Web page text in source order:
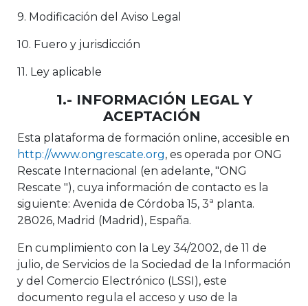
9. Modificación del Aviso Legal
10. Fuero y jurisdicción
11. Ley aplicable
1.- INFORMACIÓN LEGAL Y
ACEPTACIÓN
Esta plataforma de formación online, accesible en
http://www.ongrescate.org, es operada por ONG
Rescate Internacional (en adelante, "ONG
Rescate "), cuya información de contacto es la
siguiente: Avenida de Córdoba 15, 3ª planta.
28026, Madrid (Madrid), España.
En cumplimiento con la Ley 34/2002, de 11 de
julio, de Servicios de la Sociedad de la Información
y del Comercio Electrónico (LSSI), este
documento regula el acceso y uso de la